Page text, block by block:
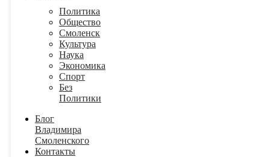
Политика
Общество
Смоленск
Культура
Наука
Экономика
Спорт
Без
Политики
Блог
Владимира
Смоленского
Контакты